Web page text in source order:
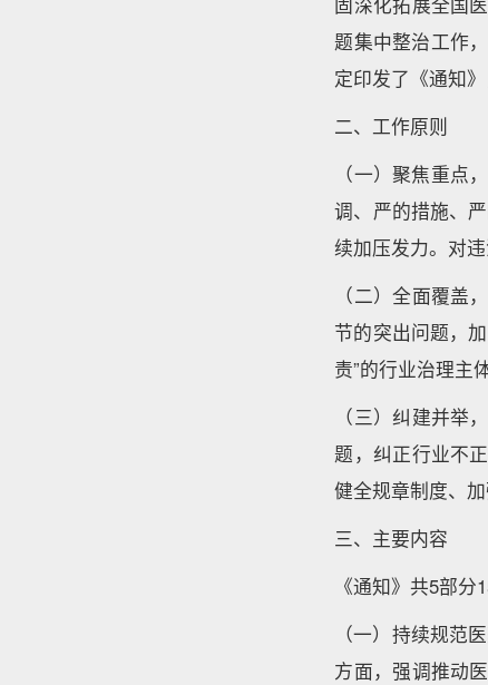
题集中整治工作
定印发了《通知
二、工作原则
（一）聚焦重点
调、严的措施、
续加压发力。对
（二）全面覆盖
节的突出问题，
责”的行业治理主
（三）纠建并举
题，纠正行业不
健全规章制度、
三、主要内容
《通知》共5部分
（一）持续规范
方面，强调推动